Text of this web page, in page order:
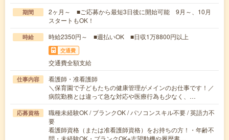
期間
2ヶ月～ ■ご応募から最短3日後に開始可能 9月～、10月
スタートもOK！
時給 時給2350円～ ■週払いOK ■日収1万8800円以上
交通費
交通費全額支給
仕事内容
看護師・准看護師
＼保育園で子どもたちの健康管理がメインのお仕事です！／
病院勤務とは違って急な対応や医療行為も少なく、…
応募資格
職種未経験OK / ブランクOK / パソコンスキル不要 / 英語力不
要
看護師資格（または准看護師資格）をお持ちの方！・年齢不
問・未経験OK・ブランクOK※志望動機や履歴書…